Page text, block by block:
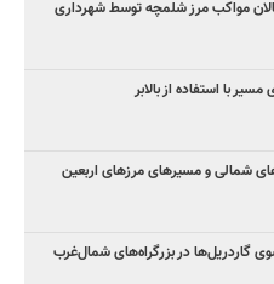
مواکب مرز شلمچه توسط شهرداری
شمالی و مسیرهای مرزهای اربعین
گاردریل‌ها در بزرگراه‌های شمال‌غرب